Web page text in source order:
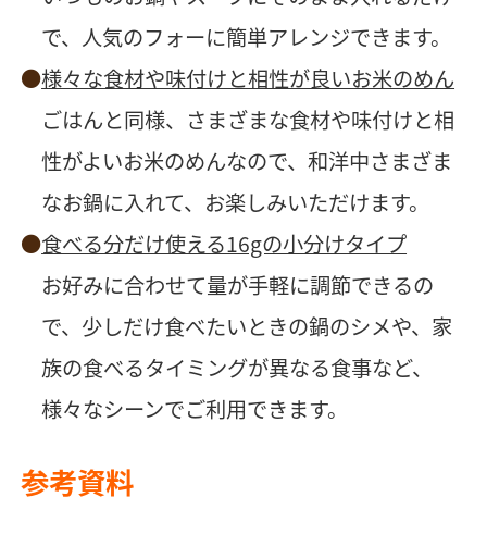
で、人気のフォーに簡単アレンジできます。
様々な食材や味付けと相性が良いお米のめん
ごはんと同様、さまざまな食材や味付けと相
性がよいお米のめんなので、和洋中さまざま
なお鍋に入れて、お楽しみいただけます。
食べる分だけ使える16gの小分けタイプ
お好みに合わせて量が手軽に調節できるの
で、少しだけ食べたいときの鍋のシメや、家
族の食べるタイミングが異なる食事など、
様々なシーンでご利用できます。
参考資料